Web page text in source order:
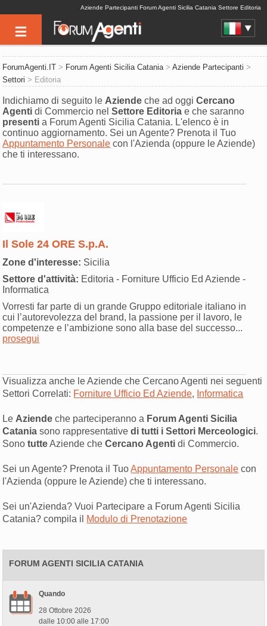
Aziende Partecipanti Forum Agenti Sicilia Catania Settore Editoria
ForumAgenti.IT > Forum Agenti Sicilia Catania>Aziende Partecipanti >
Settori > Editoria
Indichiamo di seguito le Aziende che ad oggiCercano
Agenti di Commercio nelSettore Editoria e che saranno
presenti a Forum Agenti Sicilia Catania. L'elenco è in
continuo aggiornamento. Sei un Agente? Prenota il Tuo
Appuntamento Personale con l'Azienda (oppure le Aziende)
che ti interessano.
Il Sole 24 ORE S.p.A.
Zone d'interesse: Sicilia
Settore d'attività: Editoria - Forniture Ufficio Ed Aziende -
Informatica
Vorresti far parte di un grande Gruppo editoriale italiano in
cui l’autorevolezza del brand, la passione per il lavoro, le
competenze e l’ambizione sono alla base del successo...
prosegui
Visualizza anche le Aziende che Cercano Agenti nei seguenti
Settori Correlati: Forniture Ufficio Ed Aziende, Informatica
Le Aziende che parteciperanno a Forum Agenti Sicilia
Catania sono rappresentativedi tutti i Settori Merceologici.
SonotutteAziende cheCercano Agenti di Commercio.
Sei un Agente? Prenota il TuoAppuntamento Personale con
l'Azienda (oppure le Aziende) che ti interessano.
Sei un'Azienda? Vuoi Partecipare a Forum Agenti Sicilia
Catania? compila il Modulo di Prenotazione
FORUM AGENTI SICILIA CATANIA
Quando
28 Ottobre 2026
dalle 10:00 alle 17:00